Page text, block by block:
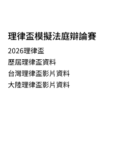
理律盃模擬法庭辯論賽
2026理律盃
歷屆理律盃資料
台灣理律盃影片資料
大陸理律盃影片資料